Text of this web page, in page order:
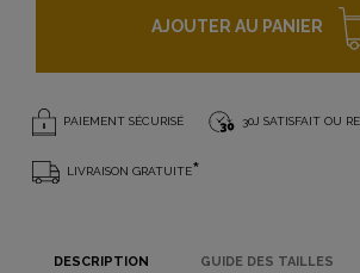
AJOUTER AU PANIER
PAIEMENT SÉCURISÉ 30J SATISFAIT OU
LIVRAISON GRATUITE*
DESCRIPTION GUIDE DES TAILLES